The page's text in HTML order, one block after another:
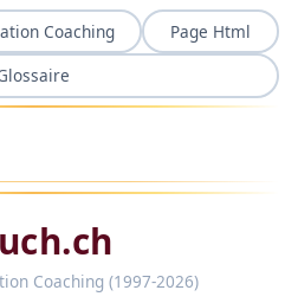
Coaching
Page Html
Coaching (1997-2026)